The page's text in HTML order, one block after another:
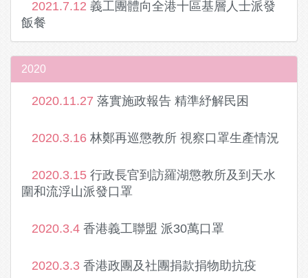
2021.7.12 義工團體向全港十區基層人士派發
飯餐
2020
2020.11.27 落實施政報告 精準紓解民困
2020.3.16 林鄭再巡懲教所 視察口罩生產情況
2020.3.15 行政長官到訪羅湖懲教所及到天水
圍和流浮山派發口罩
2020.3.4 香港義工聯盟 派30萬口罩
2020.3.3 香港政團及社團捐款捐物助抗疫